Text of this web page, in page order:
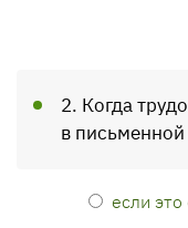
2. Когда
в
если